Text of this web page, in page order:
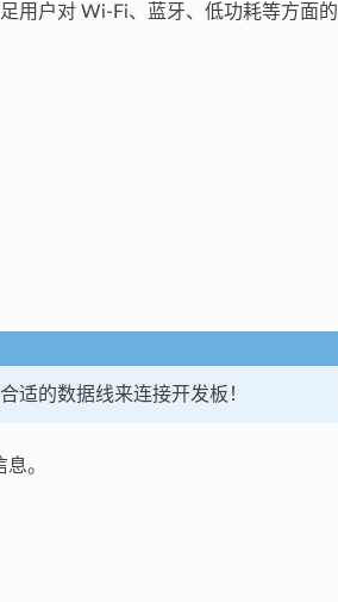
用户对 Wi-Fi、蓝牙、低功耗等方面的
适的数据线来连接开发板！
。